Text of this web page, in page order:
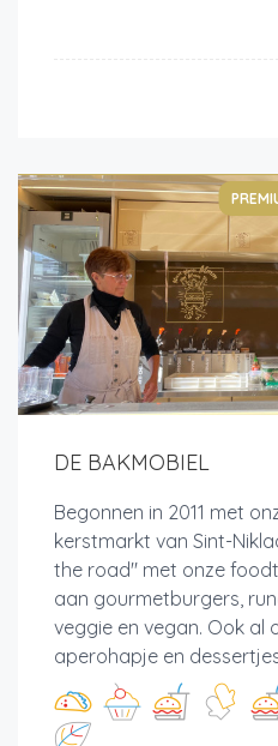
DE BAKMOBIEL
Begonnen in 2011 met
kerstmarkt van Sint-
the road" met onze
aan gourmetburgers,
veggie en vegan. Ook al
aperohapje en